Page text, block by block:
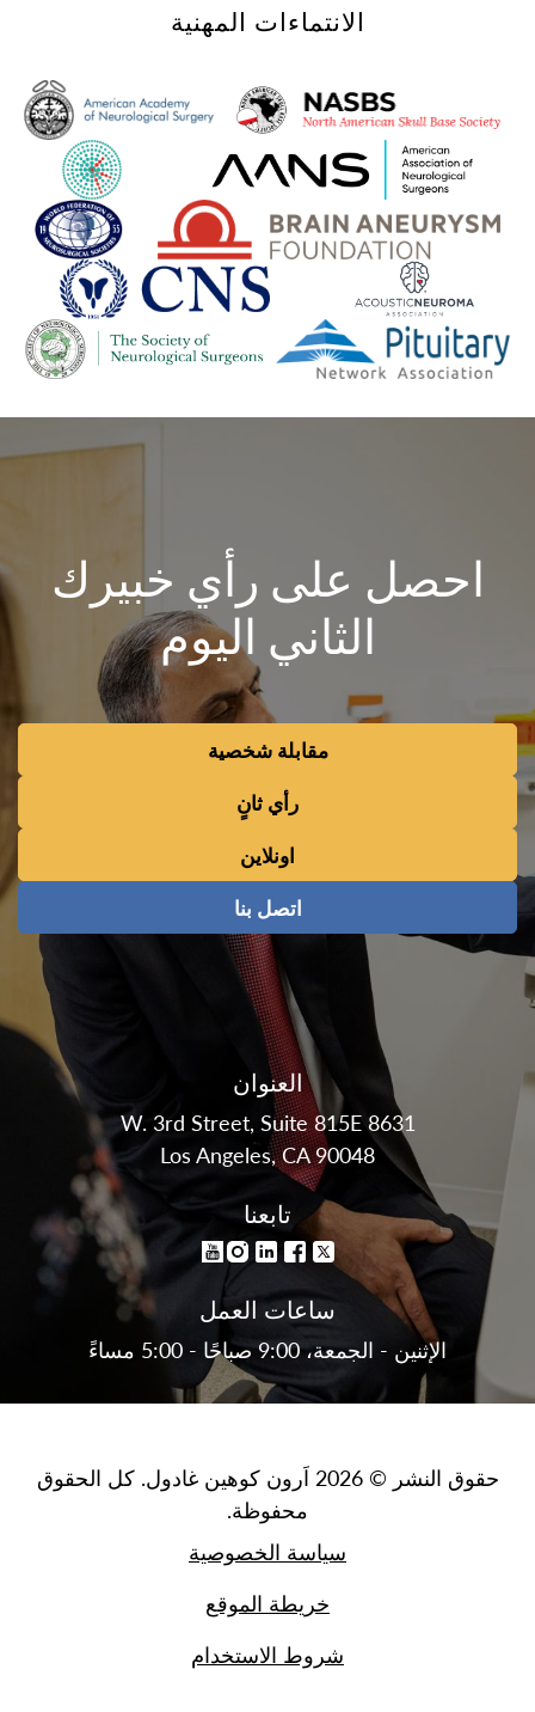
الانتماءات المهنية
احصل على رأي خبيرك
الثاني اليوم
مقابلة شخصية
رأي ثانٍ
اونلاين
اتصل بنا
العنوان
8631 W. 3rd Street, Suite 815E
Los Angeles, CA 90048
تابعنا
ساعات العمل
الإثنين - الجمعة، 9:00 صباحًا - 5:00 مساءً
حقوق النشر © 2026 اَرون كوهين غادول. كل الحقوق
محفوظة.
سياسة الخصوصية
خريطة الموقع
شروط الاستخدام